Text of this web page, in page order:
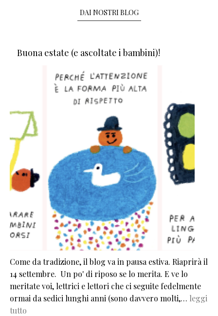
DAI NOSTRI BLOG
Buona estate (e ascoltate i bambini)!
Come da tradizione, il blog va in pausa estiva. Riaprirà il
14 settembre. Un po' di riposo se lo merita. E ve lo
meritate voi, lettrici e lettori che ci seguite fedelmente
ormai da sedici lunghi anni (sono davvero molti,… leggi
tutto